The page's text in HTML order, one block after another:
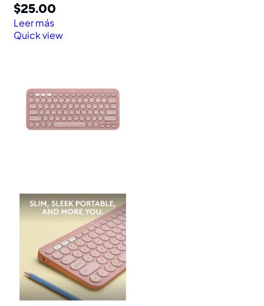
$25.00
Leer más
Quick view